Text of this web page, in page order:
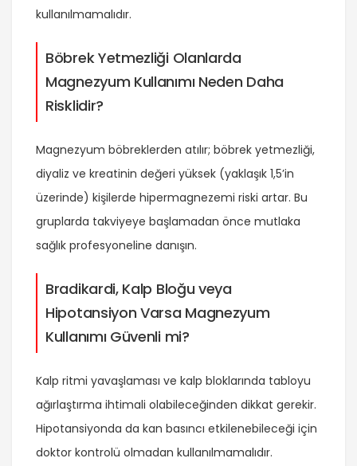
kullanılmamalıdır.
Böbrek Yetmezliği Olanlarda
Magnezyum Kullanımı Neden Daha
Risklidir?
Magnezyum böbreklerden atılır; böbrek yetmezliği,
diyaliz ve kreatinin değeri yüksek (yaklaşık 1,5’in
üzerinde) kişilerde hipermagnezemi riski artar. Bu
gruplarda takviyeye başlamadan önce mutlaka
sağlık profesyoneline danışın.
Bradikardi, Kalp Bloğu veya
Hipotansiyon Varsa Magnezyum
Kullanımı Güvenli mi?
Kalp ritmi yavaşlaması ve kalp bloklarında tabloyu
ağırlaştırma ihtimali olabileceğinden dikkat gerekir.
Hipotansiyonda da kan basıncı etkilenebileceği için
doktor kontrolü olmadan kullanılmamalıdır.